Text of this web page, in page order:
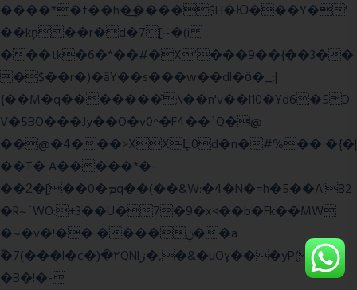
����*�f��h�͢����$H�Ю���Y�'
��kņ��r�d�7[~�(i
���tk�6�*��#�X'���9��{��3��
�$��r�)�āY��s���w��dl�ȏ�_;|
{��M�q�������̆;\��n'v��l10�Yd6�5D
V�5BO���Jy��O�v0^�F4��`Q�@
��@�4���>XXȨ0d�n�#%�� �{�|
��T� A�����*�-
��2͔�[��0�ܡq��(��&W:�4�N�=h�5��A'B2
�R~`WO:+3��U�7�9�x<��b�Fk��MW
�~�v�!�� ����ݧ��a
ّ�7(���l�c�)�۲QNlڙ�,�&�uOɣ���yP( z�D|
�B�!�-